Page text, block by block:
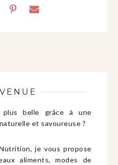
belle grâce à une
et savoureuse ?
je vous propose
aliments, modes de